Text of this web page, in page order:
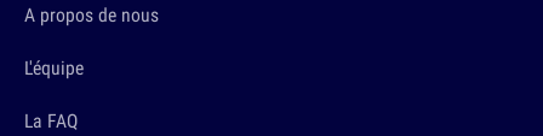
A propos de nous
L'équipe
La FAQ